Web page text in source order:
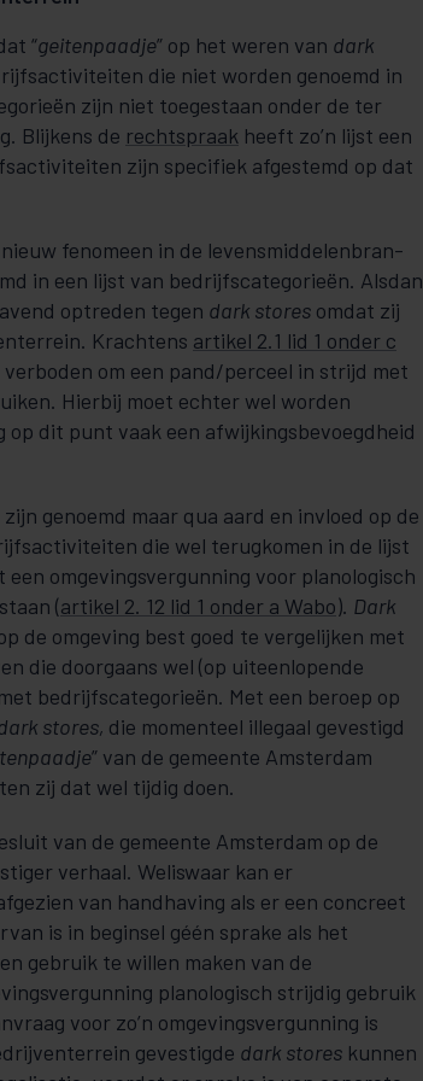
“geitenpaadje” op het weren van dark
die niet worden genoemd in
zijn niet toegestaan onder de ter
Blijkens de rechtspraak heeft zo’n lijst een
zijn specifiek afgestemd op dat
fenomeen in de le­vens­­mid­­de­len­bran­
in een lijst van bedrijfscate­go­ri­e­ën. Alsdan
optreden tegen dark stores omdat zij
Krachtens artikel 2.1 lid 1 onder c
om een pand/perceel in strijd met
Hierbij moet echter wel worden
dit punt vaak een afwijkingsbevoegdheid
genoemd maar qua aard en invloed op de
die wel terugkomen in de lijst
omgevingsvergunning voor planologisch
(artikel 2. 12 lid 1 onder a Wabo). Dark
de omgeving best goed te vergelijken met
die doorgaans wel (op uiteen­lo­pende
bedrijfscategorieën. Met een beroep op
stores, die momenteel illegaal gevestigd
” van de gemeente Am­sterdam
zij dat wel tijdig doen.
van de gemeente Amsterdam op de
verhaal. Weliswaar kan er
van hand­having als er een concreet
is in beginsel géén sprake als het
gebruik te willen maken van de
planolo­gisch strijdig gebruik
voor zo’n omge­vings­vergunning is
ge­­­­ves­tigde dark stores kunnen